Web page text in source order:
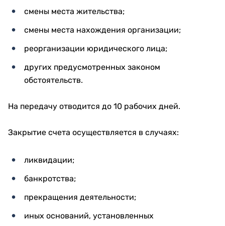
смены места жительства;
смены места нахождения организации;
реорганизации юридического лица;
других предусмотренных законом
обстоятельств.
На передачу отводится до 10 рабочих дней.
Закрытие счета осуществляется в случаях:
ликвидации;
банкротства;
прекращения деятельности;
иных оснований, установленных